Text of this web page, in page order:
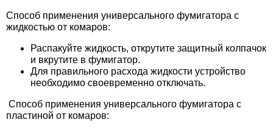
Способ применения универсального фумигатора с
жидкостью от комаров:
Распакуйте жидкость, открутите защитный колпачок
и вкрутите в фумигатор.
Для правильного расхода жидкости устройство
необходимо своевременно отключать.
Способ применения универсального фумигатора с
пластиной от комаров:
Семена томатов
Семена газонной травы
Семена тыквы, патиссона
Семена укропа
Средства защиты от капустницы
Средства защиты от кротов
Средства защиты от грызунов
Препараты для септиков, выгребных ям и
дачных туалетов, биодеструкторы